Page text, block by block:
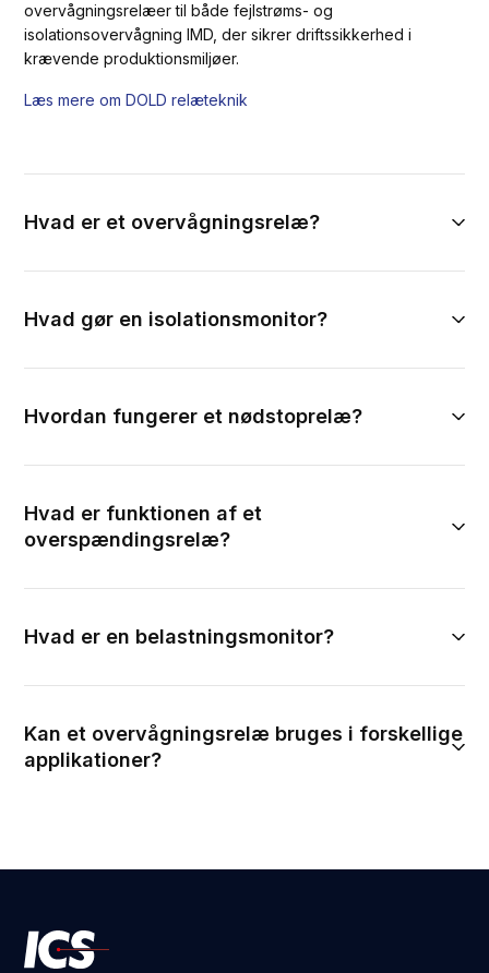
overvågningsrelæer til både fejlstrøms- og
isolationsovervågning IMD, der sikrer driftssikkerhed i
krævende produktionsmiljøer.
Læs mere om DOLD relæteknik
Hvad er et overvågningsrelæ?
Hvad gør en isolationsmonitor?
Hvordan fungerer et nødstoprelæ?
Hvad er funktionen af et
overspændingsrelæ?
Hvad er en belastningsmonitor?
Kan et overvågningsrelæ bruges i forskellige
applikationer?